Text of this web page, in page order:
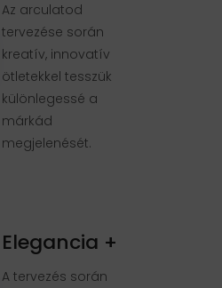
Az arculatod
tervezése során
kreatív, innovatív
ötletekkel tesszük
különlegessé a
márkád
megjelenését.
Elegancia +
A tervezés során